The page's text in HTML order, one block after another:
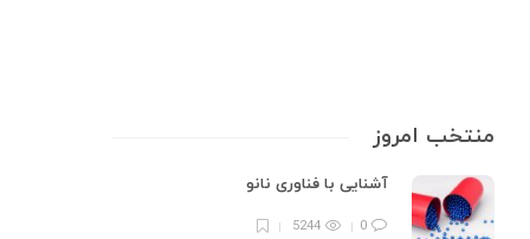
منتخب امروز
آشنایی با فناوری نانو
0
5244